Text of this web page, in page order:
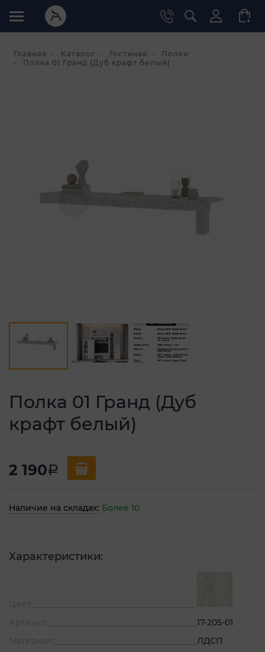
Главная Каталог Гостиная
Полки
Полка 01 Гранд (Дуб крафт белый)
Полка 01 Гранд (Дуб
крафт белый)
2 190a
Наличие на складах: Более 10
Характеристики:
17-205-01
ЛДСП